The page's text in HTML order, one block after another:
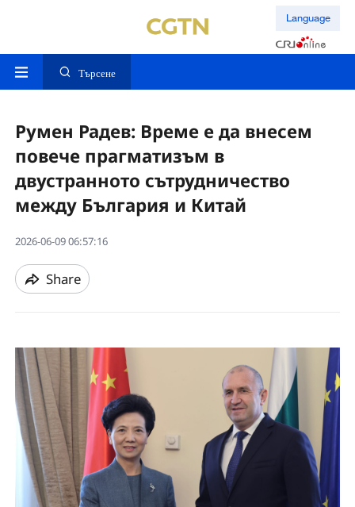
Language
Търсене
Румен Радев: Време е да внесем
повече прагматизъм в
двустранното сътрудничество
между България и Китай
2026-06-09 06:57:16
Share